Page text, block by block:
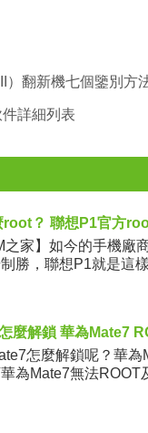
）翻新機七個鑒別方
詳細列表
root？ 聯想P1官方
】如今的手機廠商
勝，聯想P1就是這
麼解鎖 華為Mate7
怎麼解鎖呢？華為
為Mate7無法